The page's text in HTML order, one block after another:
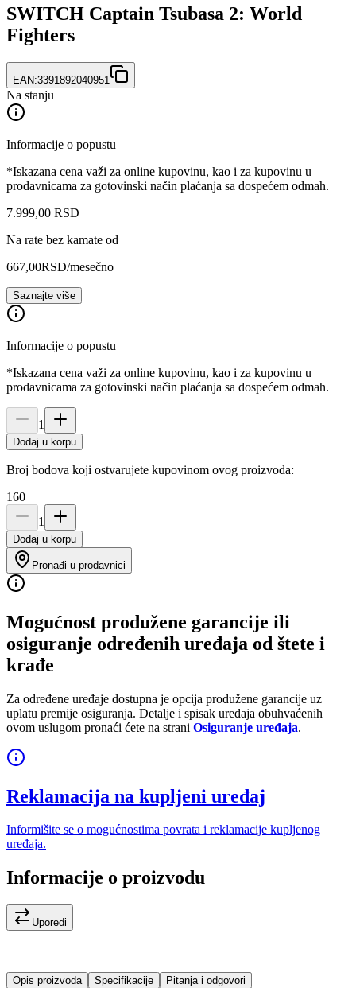
SWITCH Captain Tsubasa 2: World
Fighters
EAN:3391892040951
Na stanju
Informacije o popustu
*Iskazana cena važi za online kupovinu, kao i za kupovinu u
prodavnicama za gotovinski način plaćanja sa dospećem odmah.
7.999,00 RSD
Na rate bez kamate od
667,00RSD/mesečno
Saznajte više
Informacije o popustu
*Iskazana cena važi za online kupovinu, kao i za kupovinu u
prodavnicama za gotovinski način plaćanja sa dospećem odmah.
1
Dodaj u korpu
Broj bodova koji ostvarujete kupovinom ovog proizvoda:
160
1
Dodaj u korpu
Pronađi u prodavnici
Mogućnost produžene garancije ili
osiguranje određenih uređaja od štete i
krađe
Za određene uređaje dostupna je opcija produžene garancije uz
uplatu premije osiguranja. Detalje i spisak uređaja obuhvaćenih
ovom uslugom pronaći ćete na strani Osiguranje uređaja.
Reklamacija na kupljeni uređaj
Informišite se o mogućnostima povrata i reklamacije kupljenog
uređaja.
Informacije o proizvodu
Uporedi
Opis proizvoda Specifikacije Pitanja i odgovori